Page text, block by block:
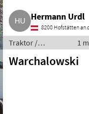
Hermann Urdl
8200 Hofstätten an
Traktor /
Standardni
traktor
1
Warchalowski